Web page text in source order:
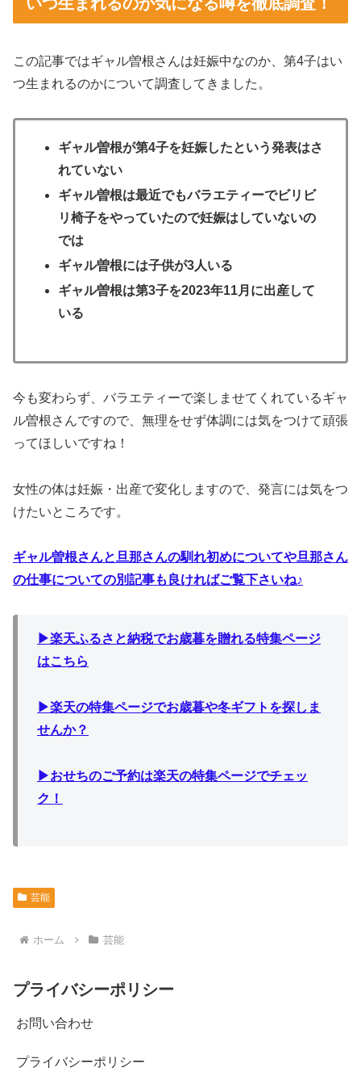
この記事ではギャル曽根さんは妊娠中なのか、第4子はい
つ生まれるのかについて調査してきました。
ギャル曽根が第4子を妊娠したという発表はさ
れていない
ギャル曽根は最近でもバラエティーでビリビ
リ椅子をやっていたので妊娠はしていないの
では
ギャル曽根には子供が3人いる
ギャル曽根は第3子を2023年11月に出産して
いる
今も変わらず、バラエティーで楽しませてくれているギャ
ル曽根さんですので、無理をせず体調には気をつけて頑張
ってほしいですね！
女性の体は妊娠・出産で変化しますので、発言には気をつ
けたいところです。
ギャル曽根さんと旦那さんの馴れ初めについてや旦那さん
の仕事についての別記事も良ければご覧下さいね♪
▶︎楽天ふるさと納税でお歳暮を贈れる特集ページ
はこちら
▶︎楽天の特集ページでお歳暮や冬ギフトを探しま
せんか？
▶︎おせちのご予約は楽天の特集ページでチェッ
ク！
芸能
ホーム 芸能
プライバシーポリシー
お問い合わせ
プライバシーポリシー